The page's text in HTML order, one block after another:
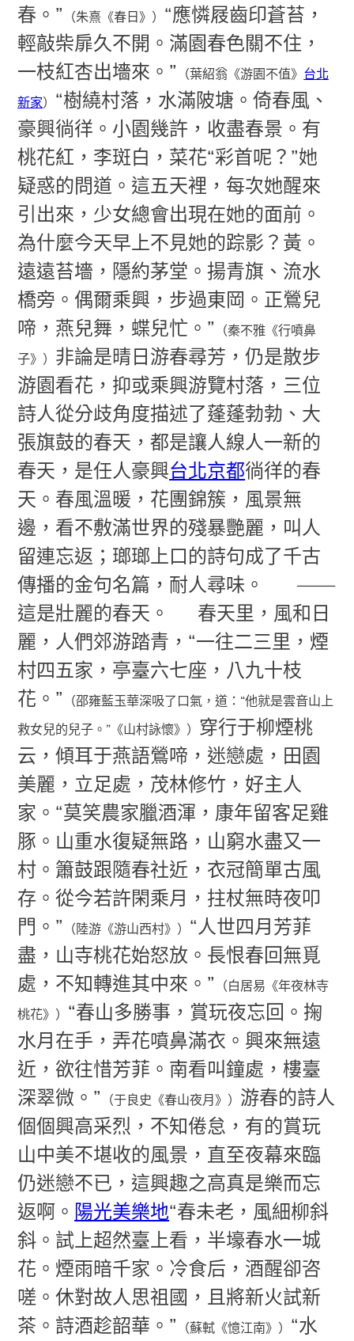
春。”
（朱熹《春日》） “應憐屐齒印蒼苔，
輕敲柴扉久不開。滿園春色關不住，
一枝紅杏出墻來。”
（葉紹翁《游園不值》 台北
新家） “樹繞村落，水滿陂塘。倚春風、
豪興徜徉。小園幾許，收盡春景。有
桃花紅，李斑白，菜花“彩首呢？”她
疑惑的問道。這五天裡，每次她醒來
引出來，少女總會出現在她的面前。
為什麼今天早上不見她的踪影？黃。
遠遠苔墻，隱約茅堂。揚青旗、流水
橋旁。偶爾乘興，步過東岡。正鶯兒
啼，燕兒舞，蝶兒忙。”
（秦不雅《行噴鼻
子》） 非論是晴日游春尋芳，仍是散步
游園看花，抑或乘興游覽村落，三位
詩人從分歧角度描述了蓬蓬勃勃、大
張旗鼓的春天，都是讓人線人一新的
春天，是任人豪興台北京都徜徉的春
天。春風溫暖，花團錦簇，風景無
邊，看不敷滿世界的殘暴艷麗，叫人
留連忘返；瑯瑯上口的詩句成了千古
傳播的金句名篇，耐人尋味。
——
這是壯麗的春天。
春天里，風和日
麗，人們郊游踏青，“一往二三里，煙
村四五家，亭臺六七座，八九十枝
花。”
（邵雍藍玉華深吸了口氣，道：“他就是雲音山上
救女兒的兒子。”《山村詠懷》） 穿行于柳煙桃
云，傾耳于燕語鶯啼，迷戀處，田園
美麗，立足處，茂林修竹，好主人
家。“莫笑農家臘酒渾，康年留客足雞
豚。山重水復疑無路，山窮水盡又一
村。簫鼓跟隨春社近，衣冠簡單古風
存。從今若許閑乘月，拄杖無時夜叩
門。”
（陸游《游山西村》） “人世四月芳菲
盡，山寺桃花始怒放。長恨春回無覓
處，不知轉進其中來。”
（白居易《年夜林寺
桃花》） “春山多勝事，賞玩夜忘回。掬
水月在手，弄花噴鼻滿衣。興來無遠
近，欲往惜芳菲。南看叫鐘處，樓臺
深翠微。”
（于良史《春山夜月》） 游春的詩人
個個興高采烈，不知倦怠，有的賞玩
山中美不堪收的風景，直至夜幕來臨
仍迷戀不已，這興趣之高真是樂而忘
返啊。 陽光美樂地“春未老，風細柳斜
斜。試上超然臺上看，半壕春水一城
花。煙雨暗千家。冷食后，酒醒卻咨
嗟。休對故人思祖國，且將新火試新
茶。詩酒趁韶華。”
（蘇軾《憶江南》） “水